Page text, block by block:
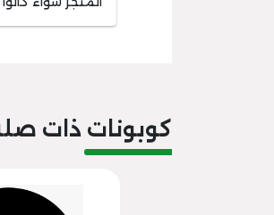
كوبونات ذات